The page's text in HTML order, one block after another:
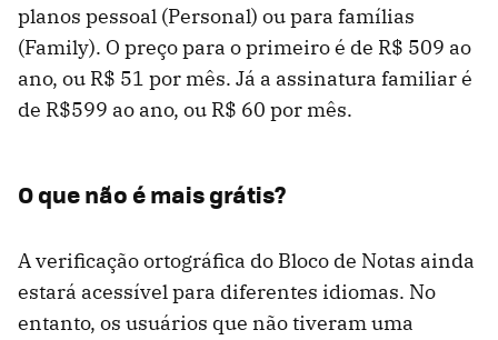
planos pessoal (Personal) ou para famílias
(Family). O preço para o primeiro é de R$ 509 ao
ano, ou R$ 51 por mês. Já a assinatura familiar é
de R$599 ao ano, ou R$ 60 por mês.
O que não é mais grátis?
A verificação ortográfica do Bloco de Notas ainda
estará acessível para diferentes idiomas. No
entanto, os usuários que não tiveram uma